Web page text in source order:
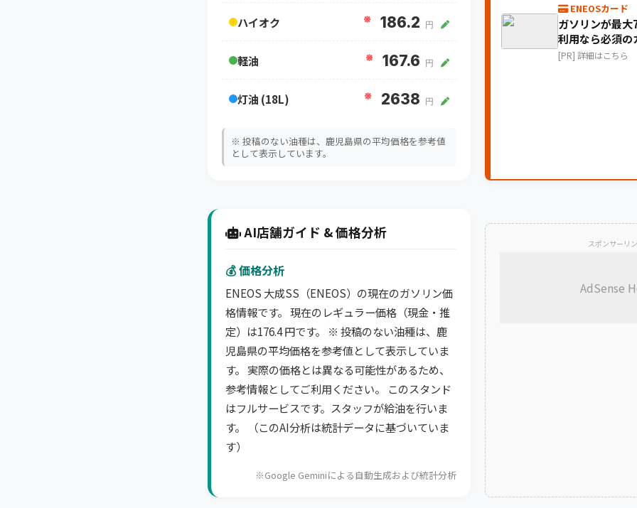
ハイオク ※ 186.2 円
軽油 ※ 167.6 円
灯油 (18L) ※ 2638 円
※ 投稿のない油種は、鹿児島県の平均価格を参考値
として表示しています。
ENEOSカード
ガソリンが最
利用なら必須の
[PR] 詳細はこちら
AI店舗ガイド & 価格分析
💰 価格分析
ENEOS 大成SS（ENEOS）の現在のガソリン価
格情報です。 現在のレギュラー価格（現金・推
定）は176.4 円です。 ※ 投稿のない油種は、鹿
児島県の平均価格を参考値として表示していま
す。 実際の価格とは異なる可能性があるため、
参考情報としてご利用ください。 このスタンド
はフルサービスです。スタッフが給油を行いま
す。 （このAI分析は統計データに基づいていま
す）
※Google Geminiによる自動生成および統計分析
スポンサーリ
AdSense